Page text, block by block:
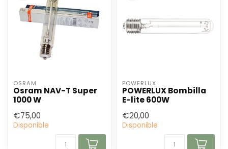
OSRAM
Osram NAV-T Super
1000 W
€75,00
Disponible
POWERLUX
POWERLUX Bombilla
E-lite 600W
€20,00
Disponible